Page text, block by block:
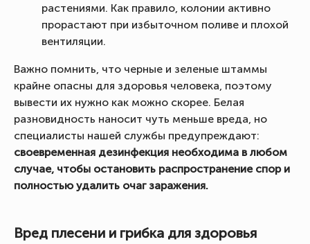
растениями. Как правило, колонии активно
прорастают при избыточном поливе и плохой
вентиляции.
Важно помнить, что черные и зеленые штаммы
крайне опасны для здоровья человека, поэтому
вывести их нужно как можно скорее. Белая
разновидность наносит чуть меньше вреда, но
специалисты нашей службы предупреждают:
своевременная дезинфекция необходима в любом
случае, чтобы остановить распространение спор и
полностью удалить очаг заражения.
Вред плесени и грибка для здоровья